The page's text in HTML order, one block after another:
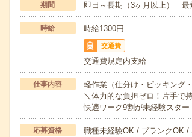
期間 即日～長期（3ヶ月以上） 最
時給 時給1300円
交通費
交通費規定内支給
仕事内容
軽作業（仕分け・ピッキング
＼体力的な負担ゼロ！片手で
快適ワーク9割が未経験スタ
応募資格
職種未経験OK / ブランクOK